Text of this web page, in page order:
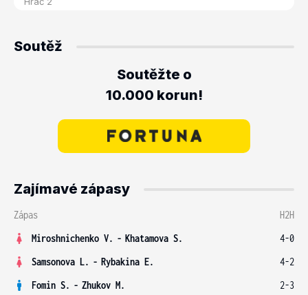
Soutěž
Soutěžte o
10.000 korun!
Zajímavé zápasy
Zápas
H2H
Miroshnichenko V. - Khatamova S.
4-0
Samsonova L. - Rybakina E.
4-2
Fomin S. - Zhukov M.
2-3